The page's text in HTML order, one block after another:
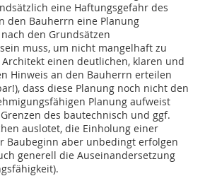
eine Haftungsgefahr des
den Bauherrn eine Planung
den Grundsätzen
muss, um nicht mangelhaft zu
einen deutlichen, klaren und
Hinweis an den Bauherrn erteilen
dass diese Planung noch nicht den
Planung aufweist
des bautechnisch und ggf.
auslotet, die Einholung einer
Baubeginn aber unbedingt erfolgen
generell die Auseinandersetzung